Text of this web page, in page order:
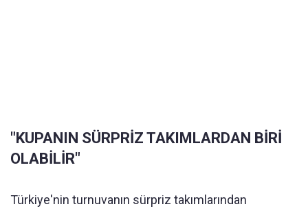
"KUPANIN SÜRPRİZ TAKIMLARDAN BİRİ
OLABİLİR"
Türkiye'nin turnuvanın sürpriz takımlarından